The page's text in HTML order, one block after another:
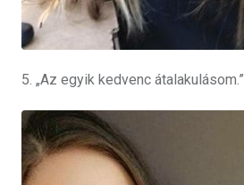
5. „Az egyik kedvenc átalakulásom.”